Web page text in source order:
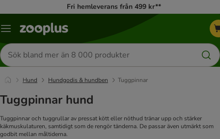
Fri hemleverans från 499 kr**
Katalogmeny
Sök
efter
produkter
Hund Hundgodis & hundben Tuggpinnar
Tuggpinnar hund
Tuggpinnar och tuggrullar av pressat kött eller nöthud tränar upp och stärker
käkmuskulaturen, samtidigt som de rengör tänderna. De passar även utmärkt som
godbit mellan måltiderna.